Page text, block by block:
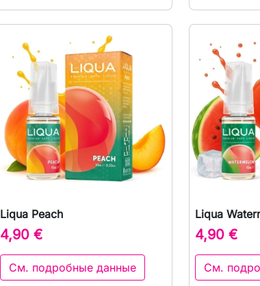
 Быстрый просмотр
Liqua Peach
4,90 €
См. подробные данные

Liqua
4,90 €
См.